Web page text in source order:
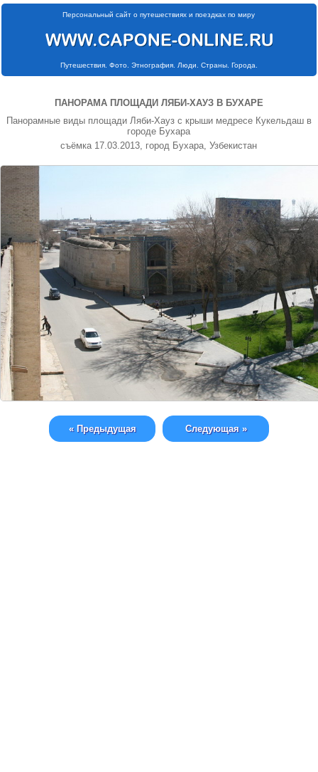
Персональный сайт о путешествиях и поездках по миру
Путешествия. Фото. Этнография. Люди. Страны. Города.
ПАНОРАМА ПЛОЩАДИ ЛЯБИ-ХАУЗ В БУХАРЕ
Панорамные виды площади Ляби-Хауз с крыши медресе Кукельдаш в
городе Бухара
съёмка 17.03.2013, город Бухара, Узбекистан
« Предыдущая Следующая »